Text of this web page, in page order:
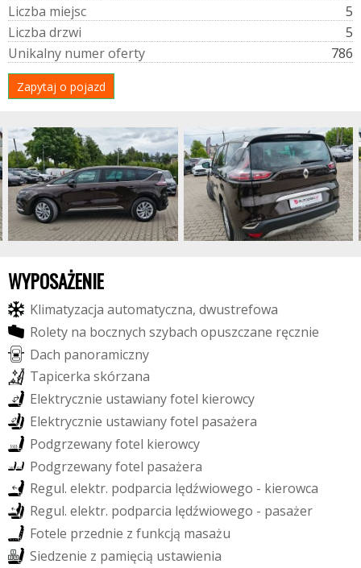
Liczba miejsc
5
Liczba drzwi
5
Unikalny numeroferty 786
Zapytaj o pojazd
WYPOSAŻENIE
Klimatyzacja automatyczna, dwustrefowa
Rolety na bocznych szybach opuszczane ręcznie
Dach panoramiczny
Tapicerka skórzana
Elektrycznie ustawianyfotel kierowcy
Elektrycznie ustawianyfotel pasażera
Podgrzewanyfotel kierowcy
Podgrzewanyfotel pasażera
Regul. elektr. podparcia lędźwiowego - kierowca
Regul. elektr. podparcia lędźwiowego - pasażer
Fotele przednie z funkcją masażu
Siedzenie z pamięcią ustawienia